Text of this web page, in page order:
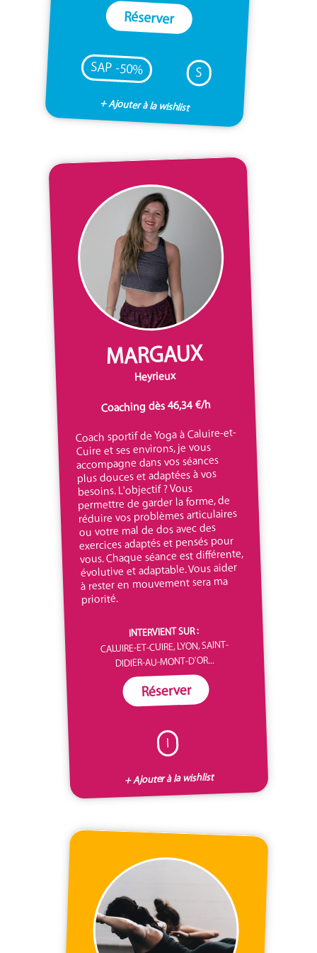
Réserver
SAP -50% S
+ Ajouter à la wishlist
MARGAUX
Heyrieux
Coaching dès 46,34 €/h
Coach sportif de Yoga à Caluire-et-
Cuire et ses environs, je vous
accompagne dans vos séances
plus douces et adaptées à vos
besoins. L'objectif ? Vous
permettre de garder la forme, de
réduire vos problèmes articulaires
ou votre mal de dos avec des
exercices adaptés et pensés pour
vous. Chaque séance est différente,
évolutive et adaptable. Vous aider
à rester en mouvement sera ma
priorité.
INTERVIENT SUR :
CALUIRE-ET-CUIRE, LYON, SAINT-
DIDIER-AU-MONT-D'OR...
Réserver
I
+ Ajouter à la wishlist